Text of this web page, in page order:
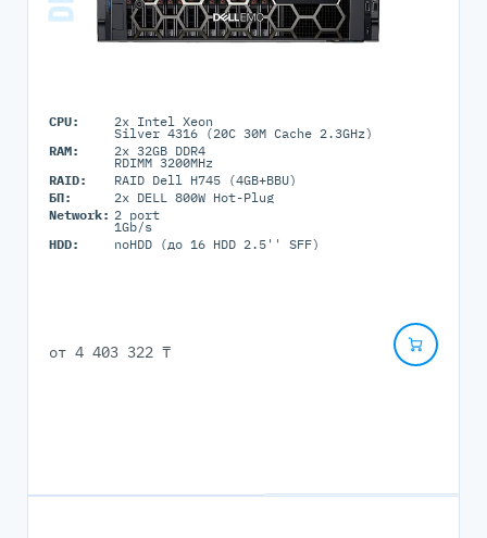
CPU: 2x Intel Xeon
Silver 4316 (20C 30M Cache 2.3GHz)
RAM:
2x 32GB DDR4
RDIMM 3200MHz
RAID:
RAID Dell H745 (4GB+BBU)
БП:
2x DELL 800W Hot-Plug
Network: 2 port
1Gb/s
HDD:
noHDD (до 16 HDD 2.5'' SFF)
от 4 403 322 ₸